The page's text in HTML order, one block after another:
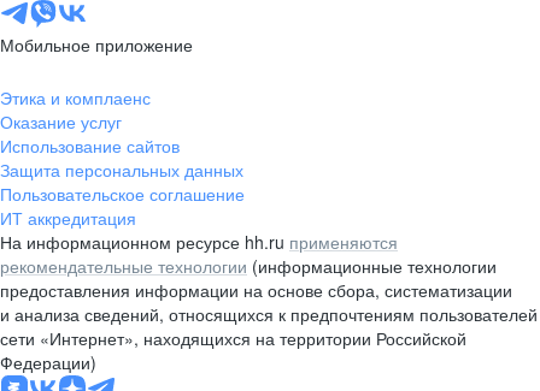
Мобильное приложение
Этика и комплаенс
Оказание услуг
Использование сайтов
Защита персональных данных
Пользовательское соглашение
ИТ аккредитация
На информационном ресурсе hh.ru применяются
рекомендательные технологии (информационные технологии
предоставления информации на основе сбора, систематизации
и анализа сведений, относящихся к предпочтениям пользователей
сети «Интернет», находящихся на территории Российской
Федерации)